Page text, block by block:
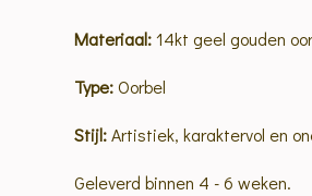
Materiaal:14kt geel gouden
Type:Oorbel
Stijl:Artistiek, karaktervol en
Geleverd binnen 4 - 6 weken.